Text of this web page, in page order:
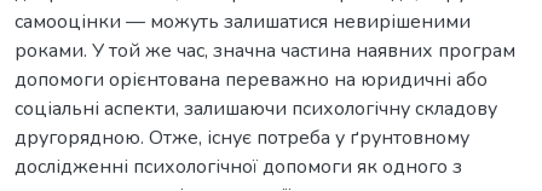
самооцінки — можуть залишатися невирішеними
роками. У той же час, значна частина наявних програм
допомоги орієнтована переважно на юридичні або
соціальні аспекти, залишаючи психологічну складову
другорядною. Отже, існує потреба у ґрунтовному
дослідженні психологічної допомоги як одного з